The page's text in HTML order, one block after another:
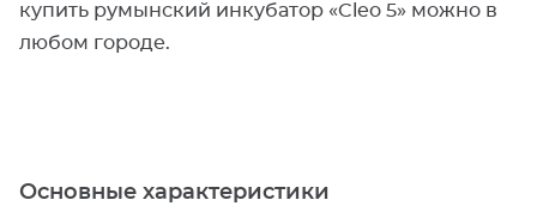
купить румынский инкубатор «Cleo 5» можно в
любом городе.
Основные характеристики